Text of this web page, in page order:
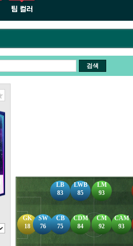
팀 컬러
검색
GK
18
SW
76
CB
75
LB
83
LWB
85
CDM
84
CM
92
LM
93
CAM
93